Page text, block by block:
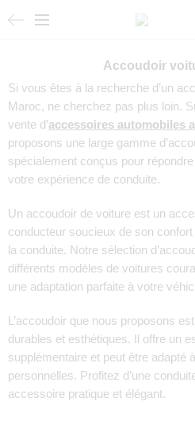
Accoudoir
Si vous êtes à la recherche d’un
Maroc, ne cherchez pas plus loin.
vente d’accessoires automobiles
proposons une large gamme
spécialement conçus pour
votre expérience de conduite.
Un accoudoir de voiture est un
conducteur soucieux de son
la conduite. Notre sélection
différents modèles de voitures
une adaptation parfaite à votre
L’accoudoir que nous proposons
durables et esthétiques. Il offre un
supplémentaire et peut être adapté
personnelles. Profitez d’une
accessoire pratique et élégant.